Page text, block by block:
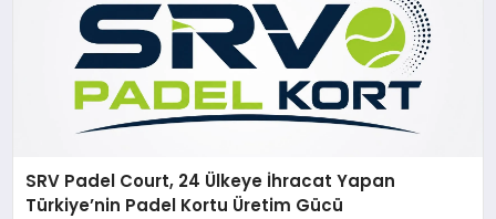
SRV Padel Court, 24 Ülkeye İhracat Yapan
Türkiye’nin Padel Kortu Üretim Gücü